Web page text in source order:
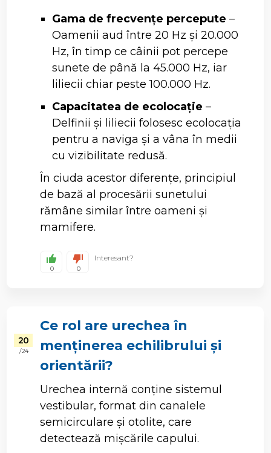
Gama de frecvențe percepute –
Oamenii aud între 20 Hz și 20.000
Hz, în timp ce câinii pot percepe
sunete de până la 45.000 Hz, iar
liliecii chiar peste 100.000 Hz.
Capacitatea de ecolocație –
Delfinii și liliecii folosesc ecolocația
pentru a naviga și a vâna în medii
cu vizibilitate redusă.
În ciuda acestor diferențe, principiul
de bază al procesării sunetului
rămâne similar între oameni și
mamifere.
0 0
Interesant?
20
/ 24
Ce rol are urechea în
menținerea echilibrului și
orientării?
Urechea internă conține sistemul
vestibular, format din canalele
semicirculare și otolite, care
detectează mișcările capului.